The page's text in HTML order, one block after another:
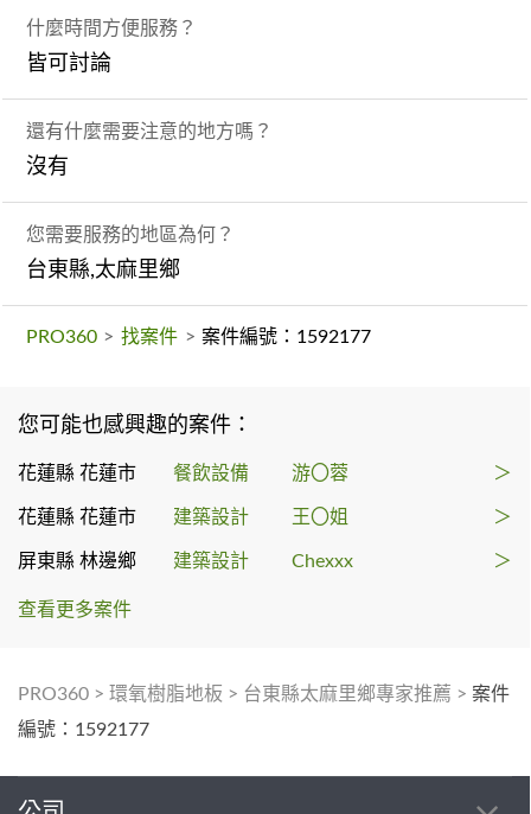
什麼時間方便服務？
皆可討論
還有什麼需要注意的地方嗎？
沒有
您需要服務的地區為何？
台東縣,太麻里鄉
PRO360 > 找案件 > 案件編號：1592177
您可能也感興趣的案件：
花蓮縣 花蓮市 餐飲設備 游〇蓉 ＞
花蓮縣 花蓮市 建築設計 王〇姐 ＞
屏東縣 林邊鄉 建築設計 Chexxx ＞
查看更多案件
PRO360 > 環氧樹脂地板 > 台東縣太麻里鄉專家推薦 > 案件
編號：1592177